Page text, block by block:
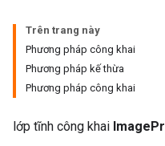
Trên trang này
Phương pháp công khai
Phương pháp kế thừa
Phương pháp công khai
lớp tĩnh công khai